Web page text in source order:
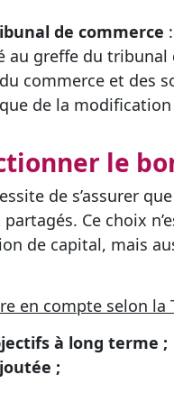
de commerce
au greffe du tribunal
commerce et des
de la
le
de s’assurer
Ce choix
de capital, mais
en compte selon la
à long terme ;
;